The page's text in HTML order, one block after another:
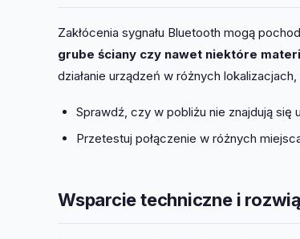
Zakłócenia sygnału Bluetooth mogą
grube ściany czy nawet niektóre
działanie urządzeń w różnych
Sprawdź, czy w pobliżu nie znajdują się
Przetestuj połączenie w różnych
Wsparcie techniczne i